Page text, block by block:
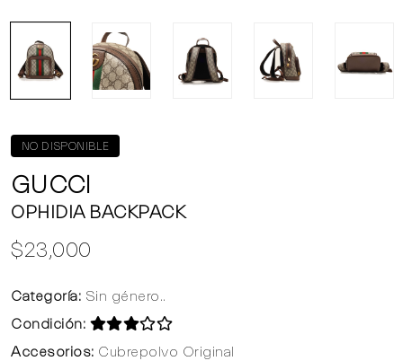
NO DISPONIBLE
GUCCI
OPHIDIA BACKPACK
$23,000
Categoría: Sin género..
Condición:
Accesorios: Cubrepolvo Original